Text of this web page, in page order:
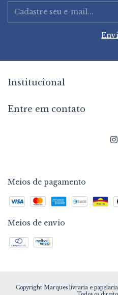
Institucional
Entre em contato
Meios de pagamento
Meios de envio
Copyright Marques livraria e